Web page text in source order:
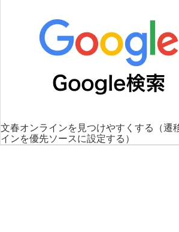
文春オンラインを見つけやすくする
（遷
インを優先ソースに設定する）